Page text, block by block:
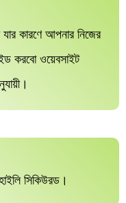
কারণে আপনার নিজের
করবো ওয়েবসাইট
সিকিউরড।